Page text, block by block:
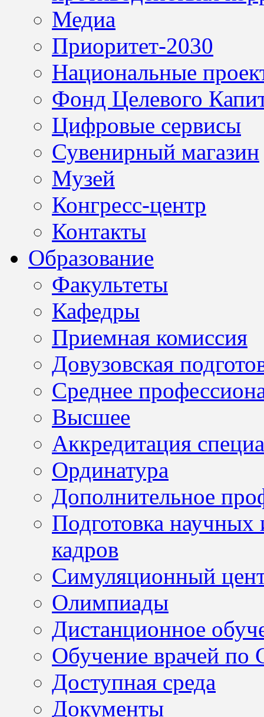
Медиа
Приоритет-2030
Национальные
Фонд Целевого
Цифровые сервисы
Сувенирный магазин
Музей
Конгресс-центр
Контакты
Образование
Факультеты
Кафедры
Приемная комиссия
Довузовская
Среднее
Высшее
Аккредитация
Ординатура
Дополнительное
Подготовка научных
кадров
Симуляционный
Олимпиады
Дистанционное
Обучение врачей по
Доступная среда
Документы